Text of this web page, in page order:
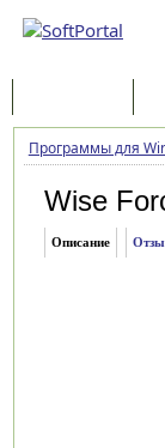
Программы для
Wise
Описание